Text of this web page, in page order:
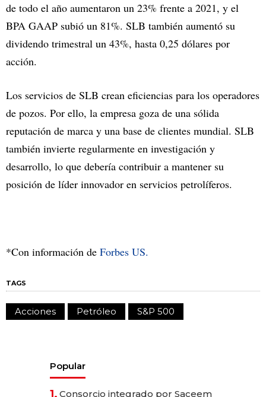
de todo el año aumentaron un 23% frente a 2021, y el
BPA GAAP subió un 81%. SLB también aumentó su
dividendo trimestral un 43%, hasta 0,25 dólares por
acción.
Los servicios de SLB crean eficiencias para los operadores
de pozos. Por ello, la empresa goza de una sólida
reputación de marca y una base de clientes mundial. SLB
también invierte regularmente en investigación y
desarrollo, lo que debería contribuir a mantener su
posición de líder innovador en servicios petrolíferos.
*Con información de Forbes US.
TAGS
Acciones Petróleo S&P 500
Popular
1. Consorcio integrado por Saceem